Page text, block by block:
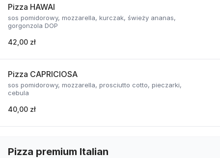
Pizza HAWAI
sos pomidorowy, mozzarella, kurczak, świeży ananas,
gorgonzola DOP
42,00 zł
Pizza CAPRICIOSA
sos pomidorowy, mozzarella, prosciutto cotto, pieczarki,
cebula
40,00 zł
Pizza premium Italian